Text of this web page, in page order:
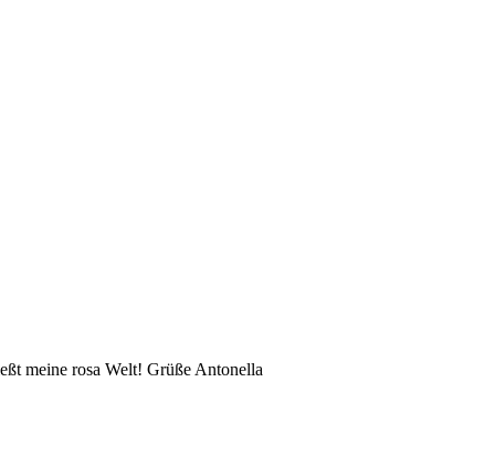
meine rosa Welt! Grüße Antonella